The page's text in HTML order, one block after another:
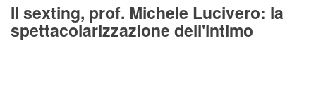
Il sexting, prof. Michele Lucivero: la
spettacolarizzazione dell'intimo